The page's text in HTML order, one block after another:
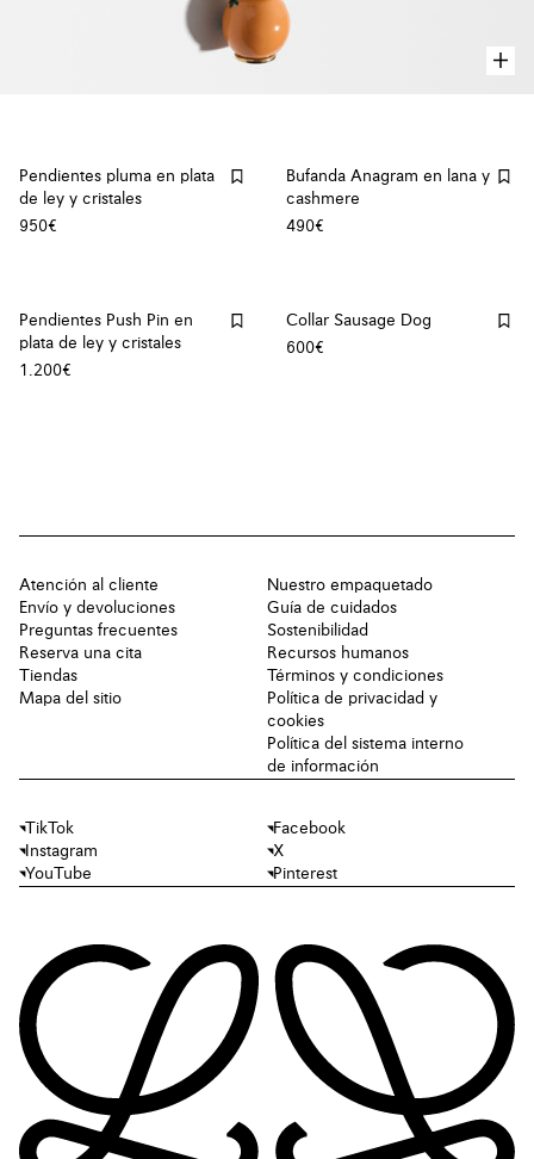
Pendientes pluma en plata
de ley y cristales
950€
Bufanda Anagram en lana y
cashmere
490€
Pendientes Push Pin en
plata de ley y cristales
1.200€
Collar Sausage Dog
600€
Atención al cliente
Envío y devoluciones
Preguntas frecuentes
Reserva una cita
Tiendas
Mapa del sitio
Nuestro empaquetado
Guía de cuidados
Sostenibilidad
Recursos humanos
Términos y condiciones
Política de privacidad y
cookies
Política del sistema interno
de información
TikTok
Facebook
Instagram
X
YouTube
Pinterest